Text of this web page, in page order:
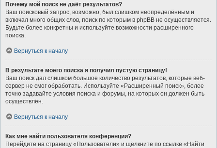
Почему мой поиск не даёт результатов?
Ваш поисковый запрос, возможно, был слишком неопределённым и
включал много общих слов, поиск по которым в phpBB не осуществляется.
Будьте более конкретны и используйте возможности расширенного
поиска.
Вернуться к началу
В результате моего поиска я получил пустую страницу!
Ваш поиск дал слишком большое количество результатов, которые веб-
сервер не смог обработать. Используйте «Расширенный поиск», более
точно задавайте условия поиска и форумы, на которых он должен быть
осуществлён.
Вернуться к началу
Как мне найти пользователя конференции?
Перейдите на страницу «Пользователи» и щёлкните по ссылке «Найти